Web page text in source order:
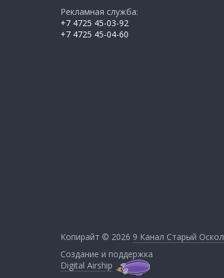
Рекламная служба:
+7 4725 45-03-92
+7 4725 45-04-60
Копирайт © 2026 9 Канал Старый Оскол
Создание и поддержка
Digital Airship